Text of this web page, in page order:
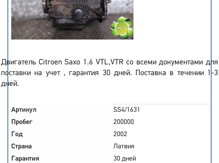
Двигатель Citroen Saxo 1.6 VTL,VTR со всеми документами для
поставки на учет , гарантия 30 дней. Поставка в течении 1-3
дней.
Артикул
SS4/1631
Пробег
200000
Год
2002
Страна
Латвия
Гарантия
30 дней